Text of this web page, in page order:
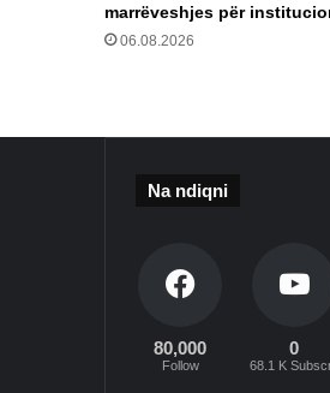
marrëveshjes për
06.08.2026
Na ndiqni
80,000
Follow
0
68.1 K